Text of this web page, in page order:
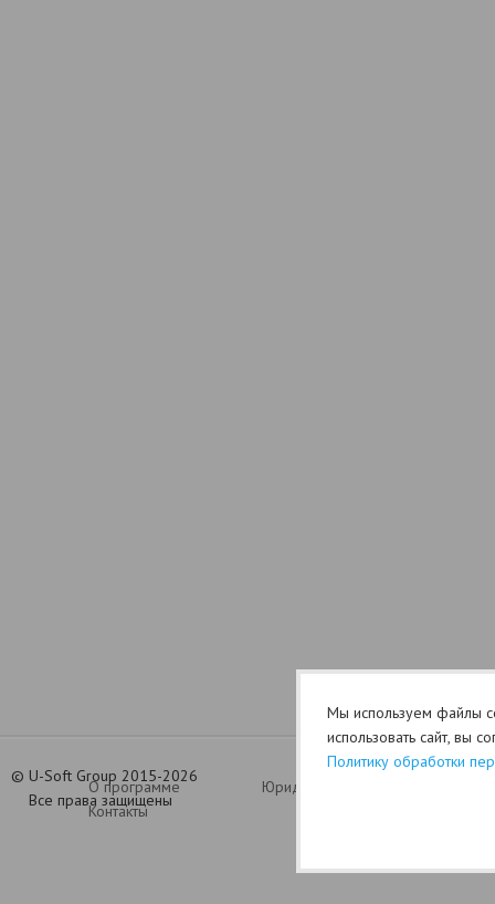
© U-Soft Group 2015-2026
Все права защищены
О программе
Юридический раздел (оферта)
Контакты
Мы используем файлы
использовать сайт, вы
Политику обработки